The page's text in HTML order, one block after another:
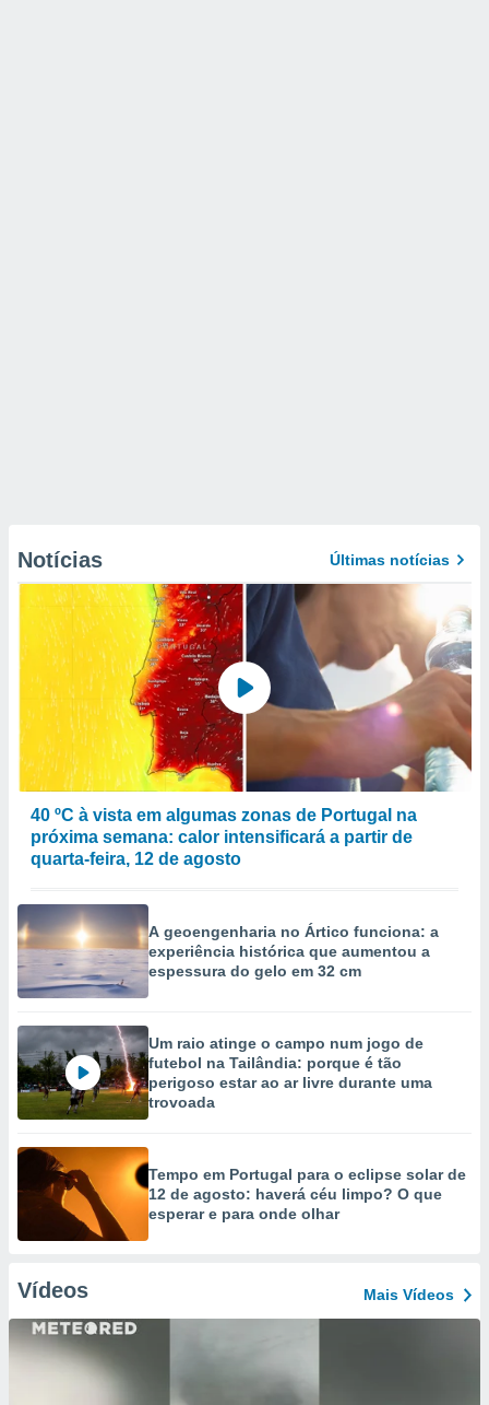
Notícias Últimas notícias
40 ºC à vista em algumas zonas de Portugal na
próxima semana: calor intensificará a partir de
quarta-feira, 12 de agosto
A geoengenharia no Ártico funciona: a
experiência histórica que aumentou a
espessura do gelo em 32 cm
Um raio atinge o campo num jogo de
futebol na Tailândia: porque é tão
perigoso estar ao ar livre durante uma
trovoada
Tempo em Portugal para o eclipse solar de
12 de agosto: haverá céu limpo? O que
esperar e para onde olhar
Vídeos Mais Vídeos